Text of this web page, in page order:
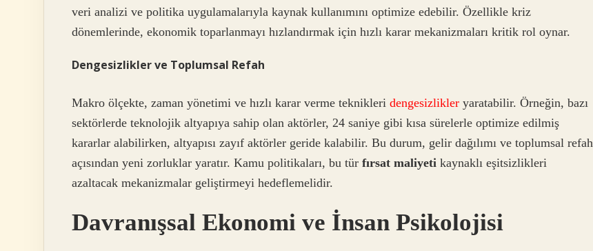
veri analizi ve politika uygulamalarıyla kaynak kullanımını optimize edebilir. Özellikle kriz
dönemlerinde, ekonomik toparlanmayı hızlandırmak için hızlı karar mekanizmaları kritik rol oynar.
Dengesizlikler ve Toplumsal Refah
Makro ölçekte, zaman yönetimi ve hızlı karar verme teknikleri dengesizlikler yaratabilir. Örneğin, bazı
sektörlerde teknolojik altyapıya sahip olan aktörler, 24 saniye gibi kısa sürelerle optimize edilmiş
kararlar alabilirken, altyapısı zayıf aktörler geride kalabilir. Bu durum, gelir dağılımı ve toplumsal refah
açısından yeni zorluklar yaratır. Kamu politikaları, bu tür fırsat maliyeti kaynaklı eşitsizlikleri
azaltacak mekanizmalar geliştirmeyi hedeflemelidir.
Davranışsal Ekonomi ve İnsan Psikolojisi